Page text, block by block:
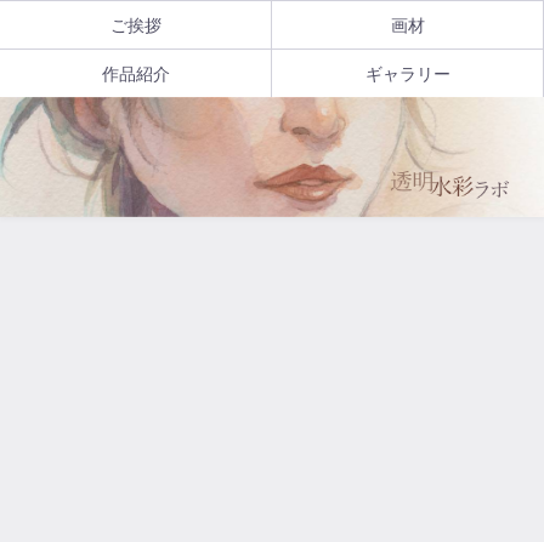
ご挨拶 画材
作品紹介 ギャラリー